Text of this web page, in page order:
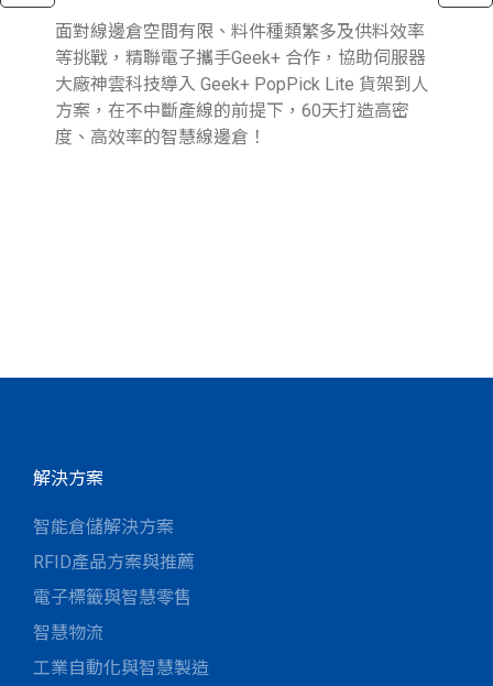
面對線邊倉空間有限、料件種類繁多及供料效率
等挑戰，精聯電子攜手Geek+ 合作，協助伺服器
大廠神雲科技導入 Geek+ PopPick Lite 貨架到人
方案，在不中斷產線的前提下，60天打造高密
度、高效率的智慧線邊倉！
解決方案
智能倉儲解決方案
RFID產品方案與推薦
電子標籤與智慧零售
智慧物流
工業自動化與智慧製造